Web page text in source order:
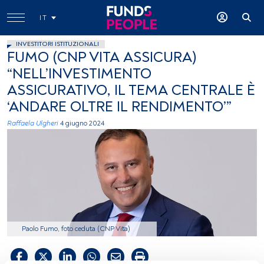
IT
INVESTITORI ISTITUZIONALI
FUMO (CNP VITA ASSICURA)
“NELL’INVESTIMENTO
ASSICURATIVO, IL TEMA CENTRALE È
‘ANDARE OLTRE IL RENDIMENTO’”
Raffaela Ulgheri 4 giugno 2024
Paolo Fumo, foto ceduta (CNP Vita)